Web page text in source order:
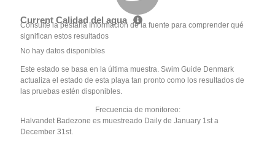
Current Calidad del agua
Consulte la pestaña Información de la fuente para comprender qué
significan estos resultados
No hay datos disponibles
Este estado se basa en la última muestra. Swim Guide Denmark
actualiza el estado de esta playa tan pronto como los resultados de
las pruebas estén disponibles.
Frecuencia de monitoreo:
Halvandet Badezone es muestreado Daily de January 1st a
December 31st.